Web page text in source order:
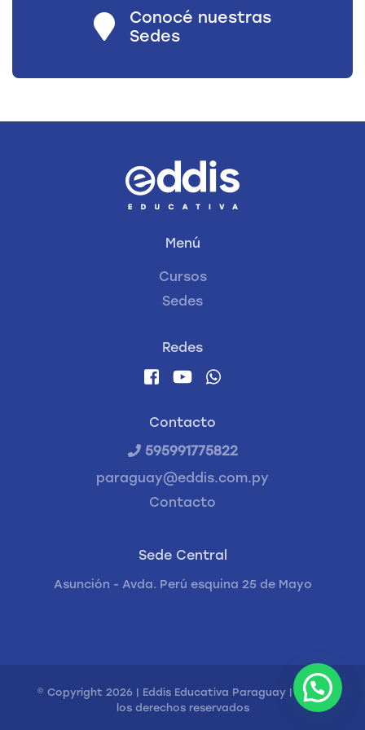
Conocé nuestras
Sedes
Menú
Cursos
Sedes
Redes
Contacto
595991775822
paraguay@eddis.com.py
Contacto
Sede Central
Asunción - Avda. Perú esquina 25 de Mayo
© Copyright 2026 | Eddis Educativa Paraguay | Todos
los derechos reservados